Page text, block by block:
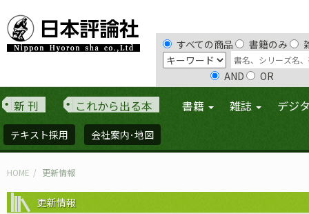
すべての商品 書籍のみ
AND OR
新 刊 これから出る本 書籍 雑誌 デジ
テキスト採用 会社案内･地図
HOME 更新情報
更新情報